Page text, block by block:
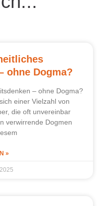
ohne Dogma?
– ohne Dogma?
einer Vielzahl von
die oft unvereinbar
verwirrende Dogmen
»